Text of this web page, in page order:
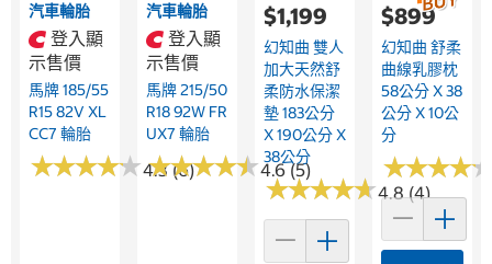
汽車輪胎
登入顯
示售價
馬牌 185/55
R15 82V XL
CC7 輪胎
★★★★★
★★★★★4.3 (6)
汽車輪胎
登入顯
示售價
馬牌 215/50
R18 92W FR
UX7 輪胎
★★★★★
★★★★★4.6 (5)
$1,199
幻知曲 雙人
加大天然舒
柔防水保潔
墊 183公分
X 190公分 X
38公分
★★★★★
★★★★★4.8 (4)
$899
幻知曲 舒柔
曲線乳膠枕
58公分 X 38
公分 X 10公
分
★★★★
★★★★